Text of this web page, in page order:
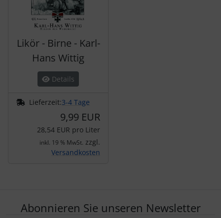
Likör - Birne - Karl-
Hans Wittig
Details
Lieferzeit:3-4 Tage
9,99 EUR
28,54 EUR pro Liter
inkl. 19 % MwSt. zzgl.
Versandkosten
Abonnieren Sie unseren Newsletter